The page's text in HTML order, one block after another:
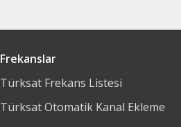
Frekanslar
Türksat Frekans Listesi
Türksat Otomatik Kanal Ekleme